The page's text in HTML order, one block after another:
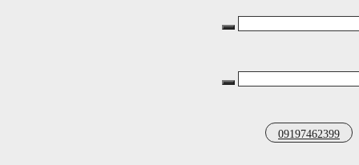
09197462399